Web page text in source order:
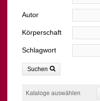
Autor
Körperschaft
Schlagwort
Suchen
Kataloge auswählen